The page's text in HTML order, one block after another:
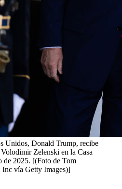
Unidos, Donald Trump, recibe
Zelenski en la Casa
de 2025. [(Foto de Tom
vía Getty Images)]